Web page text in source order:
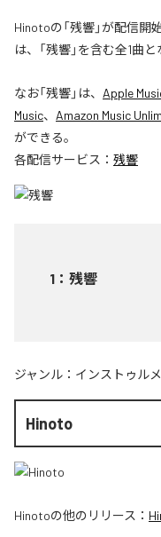
Hinotoの「残響」が配信
は、「残響」を含む全1曲と
なお「残響」は、 Apple
Music、 Amazon Music
ができる。
各配信サービス： 残響
1 ： 残響
ジャンル： インストゥル
Hinoto
Hinotoの他のリリース：